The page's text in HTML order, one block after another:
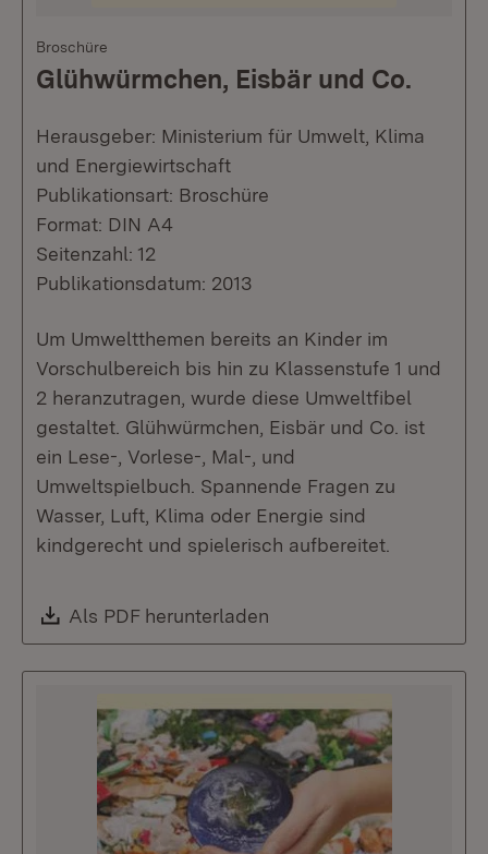
Broschüre
Glühwürmchen, Eisbär und Co.
Herausgeber: Ministerium für Umwelt, Klima
und Energiewirtschaft
Publikationsart: Broschüre
Format: DIN A4
Seitenzahl: 12
Publikationsdatum: 2013
Um Umweltthemen bereits an Kinder im
Vorschulbereich bis hin zu Klassenstufe 1 und
2 heranzutragen, wurde diese Umweltfibel
gestaltet. Glühwürmchen, Eisbär und Co. ist
ein Lese-, Vorlese-, Mal-, und
Umweltspielbuch. Spannende Fragen zu
Wasser, Luft, Klima oder Energie sind
kindgerecht und spielerisch aufbereitet.
Download:
Als PDF herunterladen